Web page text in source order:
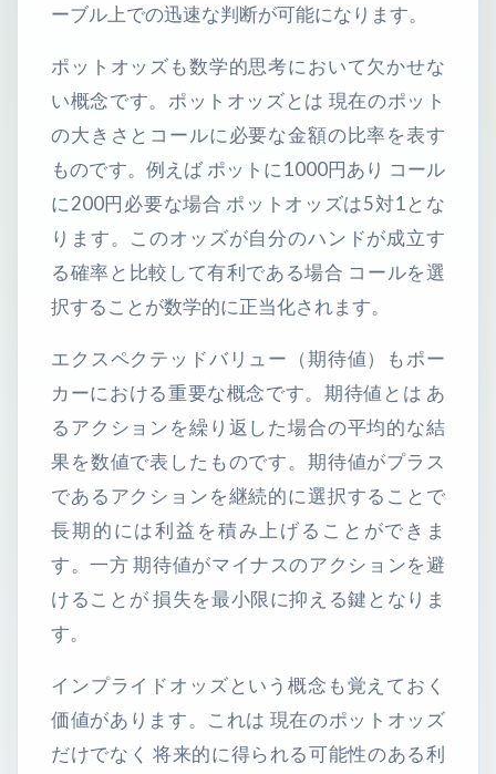
ーブル上での迅速な判断が可能になります。
ポットオッズも数学的思考において欠かせな
い概念です。ポットオッズとは 現在のポット
の大きさとコールに必要な金額の比率を表す
ものです。例えば ポットに1000円あり コール
に200円必要な場合 ポットオッズは5対1とな
ります。このオッズが自分のハンドが成立す
る確率と比較して有利である場合 コールを選
択することが数学的に正当化されます。
エクスペクテッドバリュー（期待値）もポー
カーにおける重要な概念です。期待値とは あ
るアクションを繰り返した場合の平均的な結
果を数値で表したものです。期待値がプラス
であるアクションを継続的に選択することで
長期的には利益を積み上げることができま
す。一方 期待値がマイナスのアクションを避
けることが 損失を最小限に抑える鍵となりま
す。
インプライドオッズという概念も覚えておく
価値があります。これは 現在のポットオッズ
だけでなく 将来的に得られる可能性のある利